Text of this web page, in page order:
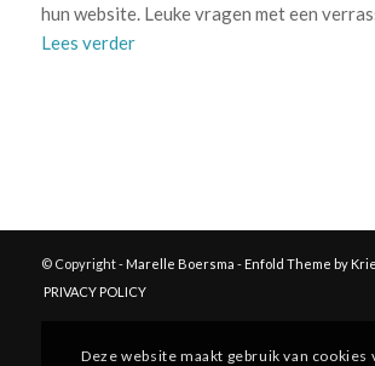
hun website. Leuke vragen met een
Lees verder
© Copyright - Marelle Boersma - Enfold Theme by
PRIVACY POLICY
Deze website maakt gebruik van